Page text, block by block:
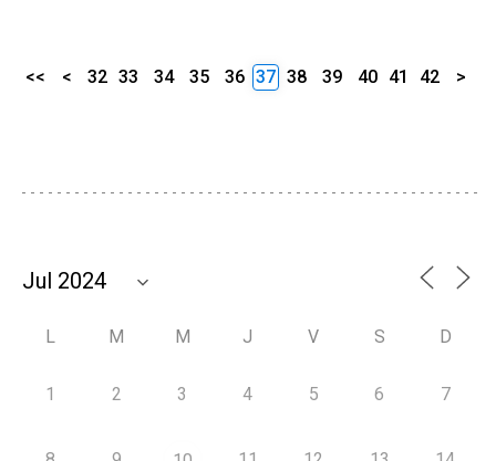
<< < 32 33 34 35 36 37 38 39 40 41 42 >
L M M J V S D
1 2 3 4 5 6 7